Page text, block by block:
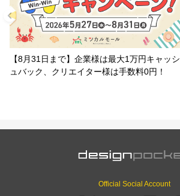
【8月31日まで】企業様は最大1万円キャッシ
ュバック、クリエイター様は手数料0円！
Official Social Account